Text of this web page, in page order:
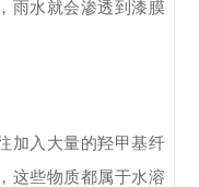
雨水就会渗透到漆膜
入大量的羟甲基纤
这些物质都属于水溶